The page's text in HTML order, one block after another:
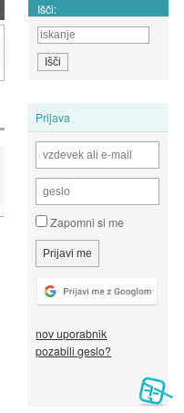
Išči:
Prijava
Zapomni si me
nov uporabnik
pozabili geslo?